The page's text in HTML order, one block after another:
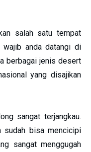
salah satu tempat
wajib anda datangi di
berbagai jenis desert
yang disajikan
sangat terjangkau.
sudah bisa mencicipi
sangat menggugah